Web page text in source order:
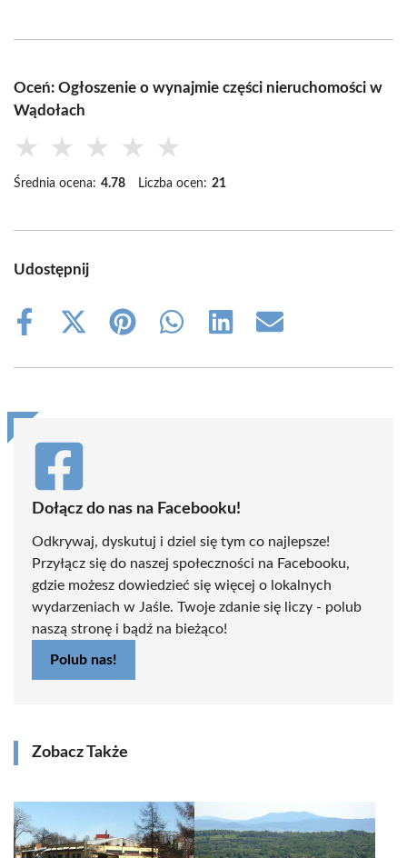
Oceń: Ogłoszenie o wynajmie części nieruchomości w
Wądołach
★ ★ ★ ★ ★
Średnia ocena: 4.78 Liczba ocen: 21
Udostępnij
Share
Share
(Twitter)
Share
Share
Share
Share
Dołącz do nas na Facebooku!
Odkrywaj, dyskutuj i dziel się tym co najlepsze!
Przyłącz się do naszej społeczności na Facebooku,
gdzie możesz dowiedzieć się więcej o lokalnych
wydarzeniach w Jaśle. Twoje zdanie się liczy - polub
naszą stronę i bądź na bieżąco!
Polub nas!
Zobacz Także